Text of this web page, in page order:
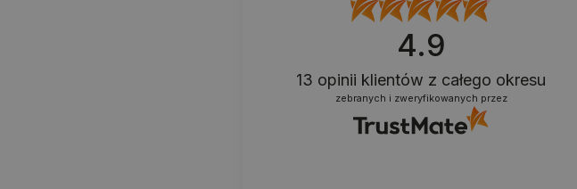
4.9
13 opinii klientów z całego okresu
zebranych i zweryfikowanych przez